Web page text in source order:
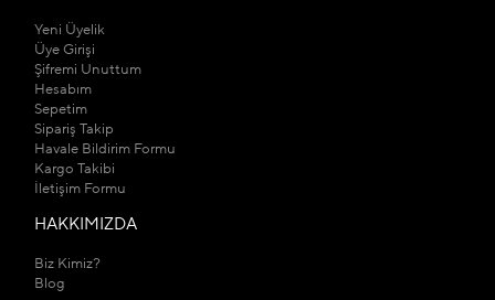
Yeni Üyelik
Üye Girişi
Şifremi Unuttum
Hesabım
Sepetim
Sipariş Takip
Havale Bildirim Formu
Kargo Takibi
İletişim Formu
HAKKIMIZDA
Biz Kimiz?
Blog